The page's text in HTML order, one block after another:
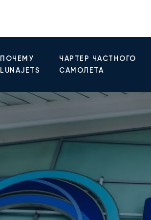
ПОЧЕМУ
LUNAJETS
ЧАРТЕР ЧАСТНОГО
САМОЛЕТА